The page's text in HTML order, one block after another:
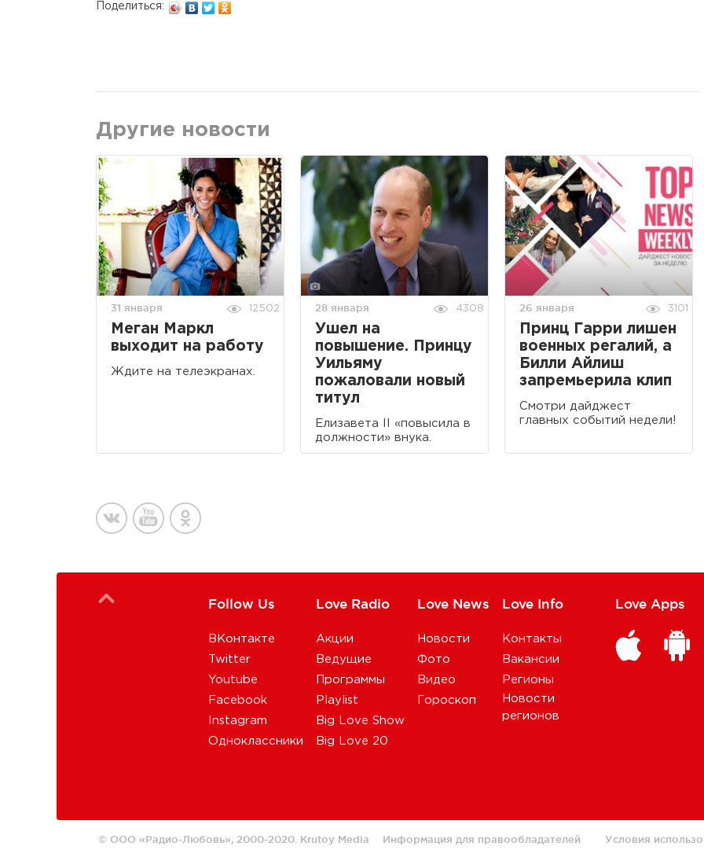
Поделиться:
Другие новости
31 января 12502
Меган Маркл
выходит на работу
Ждите на телеэкранах.
28 января 4308
Ушел на
повышение. Принцу
Уильяму
пожаловали новый
титул
Елизавета II «повысила в
должности» внука.
26 января 3101
Принц Гарри лишен
военных регалий, а
Билли Айлиш
запремьерила клип
Смотри дайджест
главных событий недели!
Follow Us
ВКонтакте
Twitter
Youtube
Facebook
Instagram
Одноклассники
Love Radio
Акции
Ведущие
Программы
Playlist
Big Love Show
Big Love 20
Love News
Новости
Фото
Видео
Гороскоп
Love Info
Контакты
Вакансии
Регионы
Новости
регионов
Love Apps
© ООО «Радио-Любовь», 2000-2020. Krutoy Media Информация для правообладателей Условия